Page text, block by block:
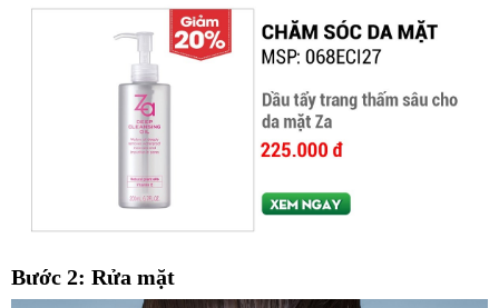
Bước 2: Rửa mặt